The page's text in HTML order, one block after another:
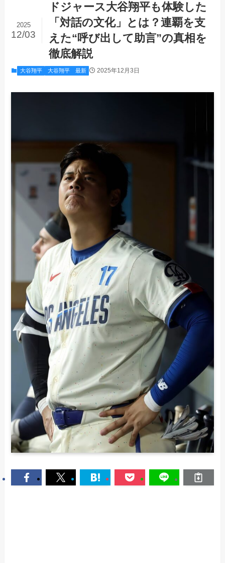
ドジャース大谷翔平も体験した
「対話の文化」とは？連覇を支
えた“呼び出して助言”の真相を
徹底解説
2025
12/03
大谷翔平 大谷翔平 最新 2025年12月3日